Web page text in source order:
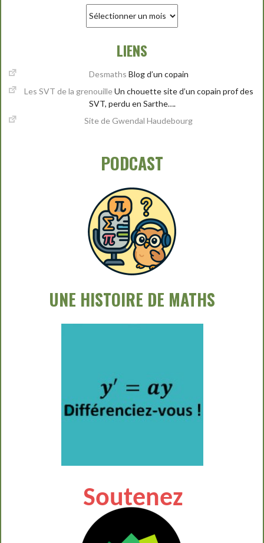
mensuelles
LIENS
Desmaths Blog d’un copain
Les SVT de la grenouilleUn chouette site d’un copain prof des
SVT, perdu en Sarthe….
Site de Gwendal Haudebourg
PODCAST
UNE HISTOIRE DE MATHS